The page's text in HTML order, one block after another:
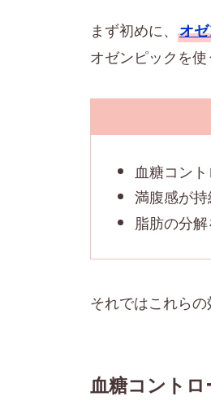
まず初めに、 オ
オゼンピックを
血糖コン
満腹感が
脂肪の分
それではこれら
血糖コントロ